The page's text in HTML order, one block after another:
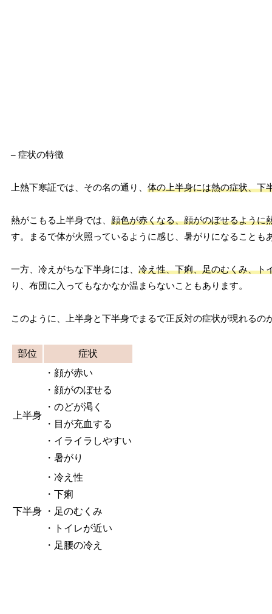
– 症状の特徴
上熱下寒証では、その名の通り、 体の上半身には熱の症状、下
熱がこもる上半身では、 顔色が赤くなる、顔がのぼせるように
す。まるで体が火照っているように感じ、暑がりになることも
一方、冷えがちな下半身には、 冷え性、下痢、足のむくみ、ト
り、布団に入ってもなかなか温まらないこともあります。
このように、上半身と下半身でまるで正反対の症状が現れる
部位 症状
上半身
・顔が赤い
・顔がのぼせる
・のどが渇く
・目が充血する
・イライラしやすい
・暑がり
下半身
・冷え性
・下痢
・足のむくみ
・トイレが近い
・足腰の冷え